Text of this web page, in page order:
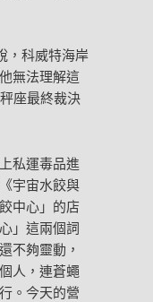
，科威特海岸
無法理解這
座最終裁決
私運毒品進
宇宙水餃與
中心」的店
」這兩個詞
不夠靈動，
人，連蒼蠅
。今天的營